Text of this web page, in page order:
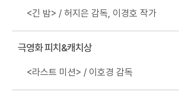
<긴 밤> / 허지은 감독, 이경호 작가
극영화 피치&캐치상
<라스트 미션> / 이호경 감독